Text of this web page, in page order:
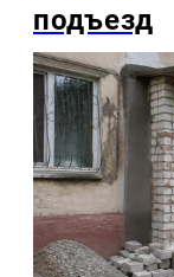
подъезд